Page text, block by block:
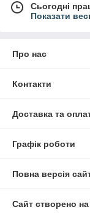
Сьогодні
Показати
Про нас
Контакти
Доставка та
Графік роботи
Повна версія
Сайт створено на